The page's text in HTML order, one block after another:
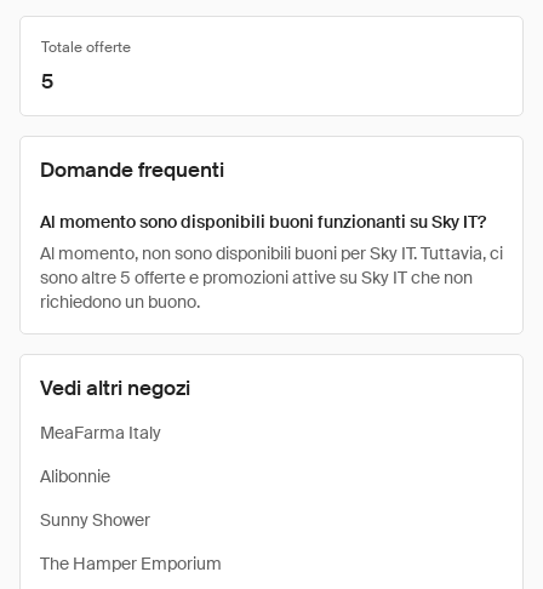
Vedi altri negozi
MeaFarma Italy
Alibonnie
Sunny Shower
The Hamper Emporium
Totale offerte
5
Domande frequenti
Al momento sono disponibili buoni funzionanti su Sky IT?
Al momento, non sono disponibili buoni per Sky IT. Tuttavia, ci
sono altre 5 offerte e promozioni attive su Sky IT che non
richiedono un buono.